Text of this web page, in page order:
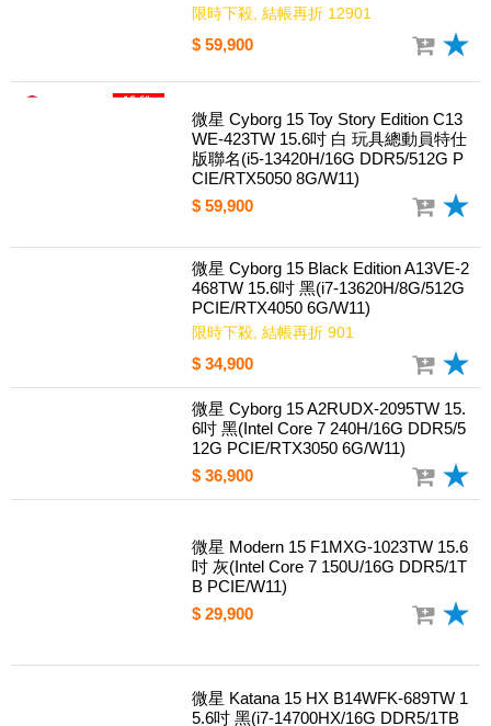
限時下殺, 結帳再折 12901
$ 59,900
微星 Cyborg 15 Toy Story Edition C13
WE-423TW 15.6吋 白 玩具總動員特仕
版聯名(i5-13420H/16G DDR5/512G P
CIE/RTX5050 8G/W11)
$ 59,900
微星 Cyborg 15 Black Edition A13VE-2
468TW 15.6吋 黑(i7-13620H/8G/512G
PCIE/RTX4050 6G/W11)
限時下殺, 結帳再折 901
$ 34,900
微星 Cyborg 15 A2RUDX-2095TW 15.
6吋 黑(Intel Core 7 240H/16G DDR5/5
12G PCIE/RTX3050 6G/W11)
微星 Modern 15 F1MXG-1023TW 15.6
B PCIE/W11)
$ 29,900